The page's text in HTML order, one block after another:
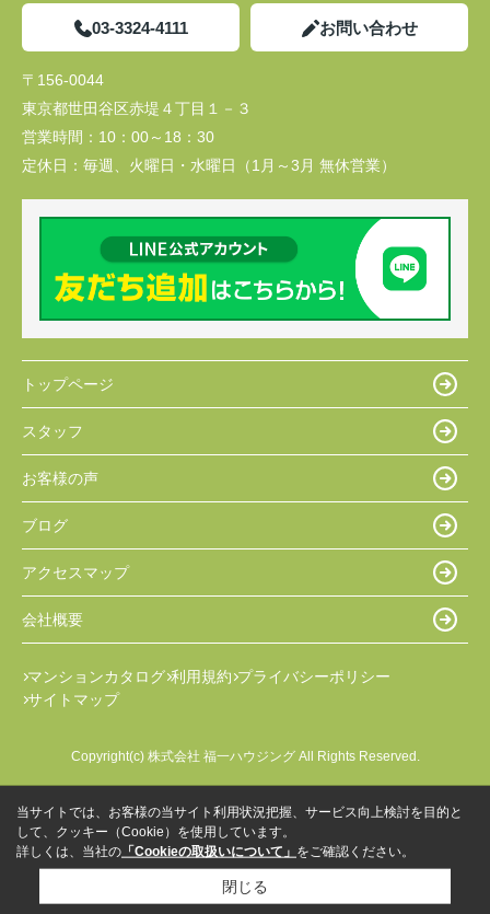
03-3324-4111 お問い合わせ
〒156-0044
東京都世田谷区赤堤４丁目１－３
営業時間： 10：00～18：30
定休日： 毎週、火曜日・水曜日（1月～3月 無休営業）
トップページ
スタッフ
お客様の声
ブログ
アクセスマップ
会社概要
マンションカタログ 利用規約 プライバシーポリシー
サイトマップ
Copyright(c) 株式会社 福一ハウジング All Rights Reserved.
当サイトでは、お客様の当サイト利用状況把握、サービス向上検討を目的と
して、クッキー（Cookie）を使用しています。
詳しくは、当社の 「Cookieの取扱いについて」 をご確認ください。
閉じる